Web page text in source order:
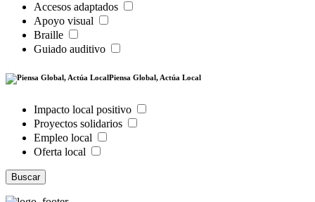
Accesos adaptados
Apoyo visual
Braille
Guiado auditivo
Piensa Global, Actúa Local
Impacto local positivo
Proyectos solidarios
Empleo local
Oferta local
Buscar